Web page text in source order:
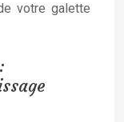
votre galette